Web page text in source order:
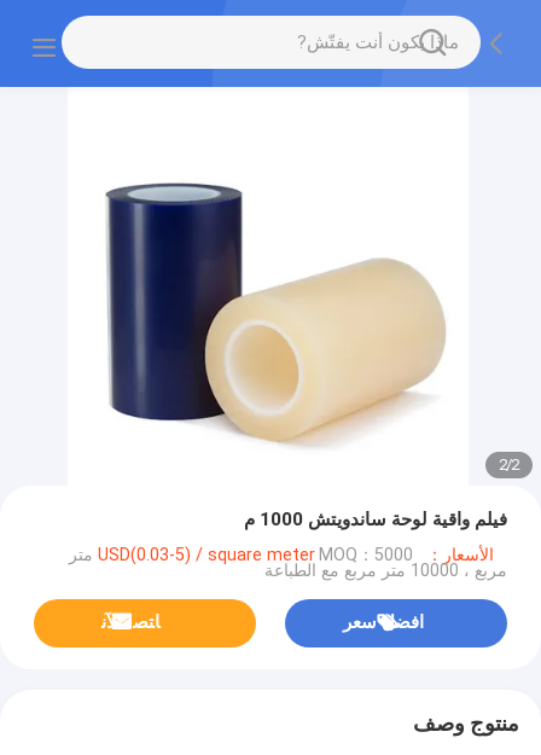
2
/
2
فيلم واقية لوحة ساندويتش 1000 م
الأسعار：USD(0.03-5) / square meter MOQ：5000 متر
مربع ، 10000 متر مربع مع الطباعة
افضل سعر ﺎﺘﺼﻟ ﺍﻶﻧ
منتوج وصف